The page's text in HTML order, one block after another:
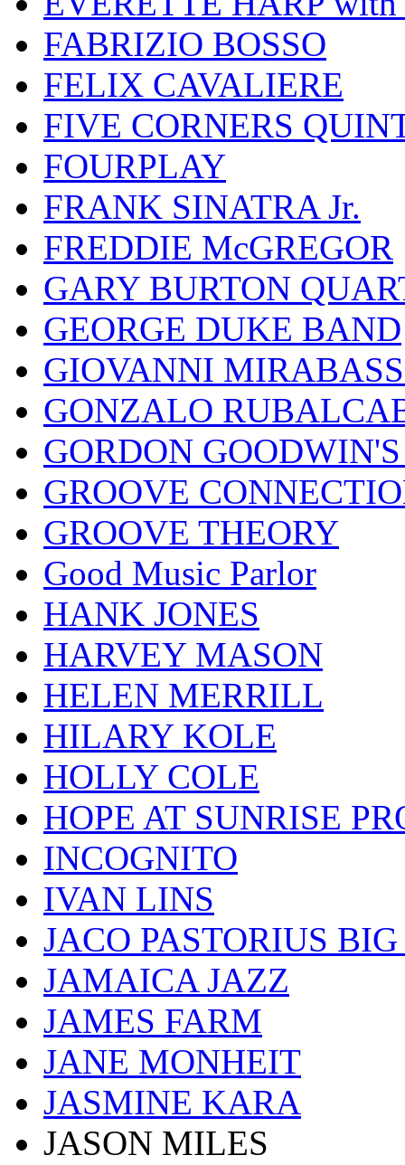
FABRIZIO BOSSO
FELIX CAVALIERE
FIVE CORNERS
FOURPLAY
FRANK SINATRA Jr.
FREDDIE McGREGOR
GARY BURTON
GEORGE DUKE BAND
GIOVANNI
GONZALO
GORDON
GROOVE
GROOVE THEORY
Good Music Parlor
HANK JONES
HARVEY MASON
HELEN MERRILL
HILARY KOLE
HOLLY COLE
HOPE AT SUNRISE
INCOGNITO
IVAN LINS
JACO PASTORIUS
JAMAICA JAZZ
JAMES FARM
JANE MONHEIT
JASMINE KARA
JASON MILES